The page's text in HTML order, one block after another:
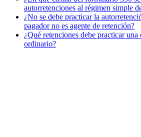
autorretenciones al régimen simple
¿No se debe practicar la
pagador no es agente de retención?
¿Qué retenciones debe practicar
ordinario?